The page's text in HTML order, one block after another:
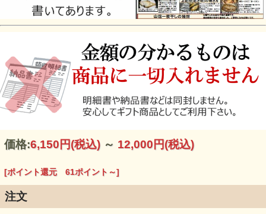
価格:6,150円(税込) ～ 12,000円(税込)
[ポイント還元 61ポイント～]
注文